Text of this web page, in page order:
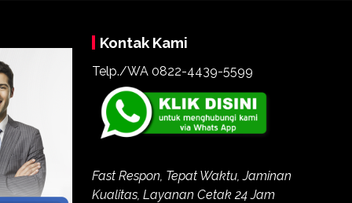
Kontak Kami
Telp./WA 0822-4439-5599
Fast Respon, Tepat Waktu, Jaminan
Kualitas, Layanan Cetak 24 Jam